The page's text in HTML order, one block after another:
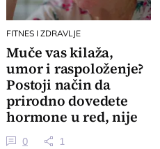
FITNES I ZDRAVLJE
Muče vas kilaža,
umor i raspoloženje?
Postoji način da
prirodno dovedete
hormone u red, nije
sve u stresu
0 1